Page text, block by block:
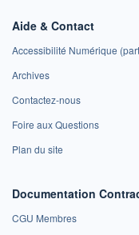
Aide & Contact
Accessibilité Numérique
Archives
Contactez-nous
Foire aux Questions
Plan du site
Documentation
CGU Membres